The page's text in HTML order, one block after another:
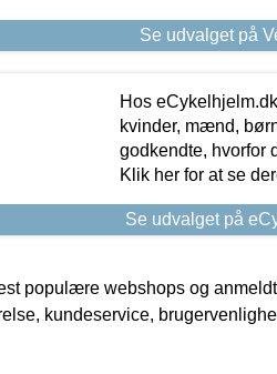
Se udvalget på
Hos
kvinder, mænd,
godkendte, hvorfor
Klik her for at se
Se udvalget på
populære webshops og
kundeservice,